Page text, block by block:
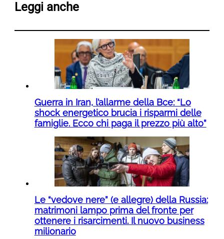
Leggi anche
Guerra in Iran, l’allarme della Bce: “Lo
shock energetico brucia i risparmi delle
famiglie. Ecco chi paga il prezzo più alto”
Le “vedove nere” (e allegre) della Russia:
matrimoni lampo prima del fronte per
ottenere i risarcimenti. Il nuovo business
milionario